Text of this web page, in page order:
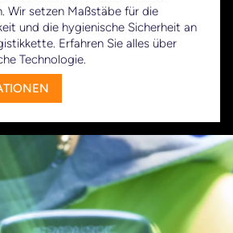
Wir setzen Maßstäbe für die
und die hygienische Sicherheit an
Erfahren Sie alles über
Technologie.